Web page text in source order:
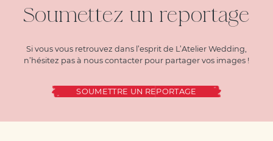
Soumettez un reportage
Si vous vous retrouvez dans l’esprit de L’Atelier Wedding,
n’hésitez pas à nous contacter pour partager vos images !
SOUMETTRE UN REPORTAGE